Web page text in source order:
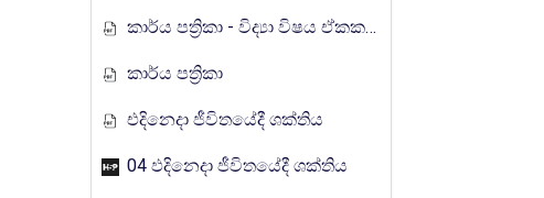
කාර්ය පත්‍රිකා - විද්‍යා විෂය ඒකක සංවර්ධන වැඩසටහන, මතුගම අධ්‍යාපන කලාපය
කාර්ය පත්‍රිකා
එදිනෙදා ජීවිතයේදී ශක්තිය
04 ඵදිනෙදා ජීවිතයේදී ශක්තිය